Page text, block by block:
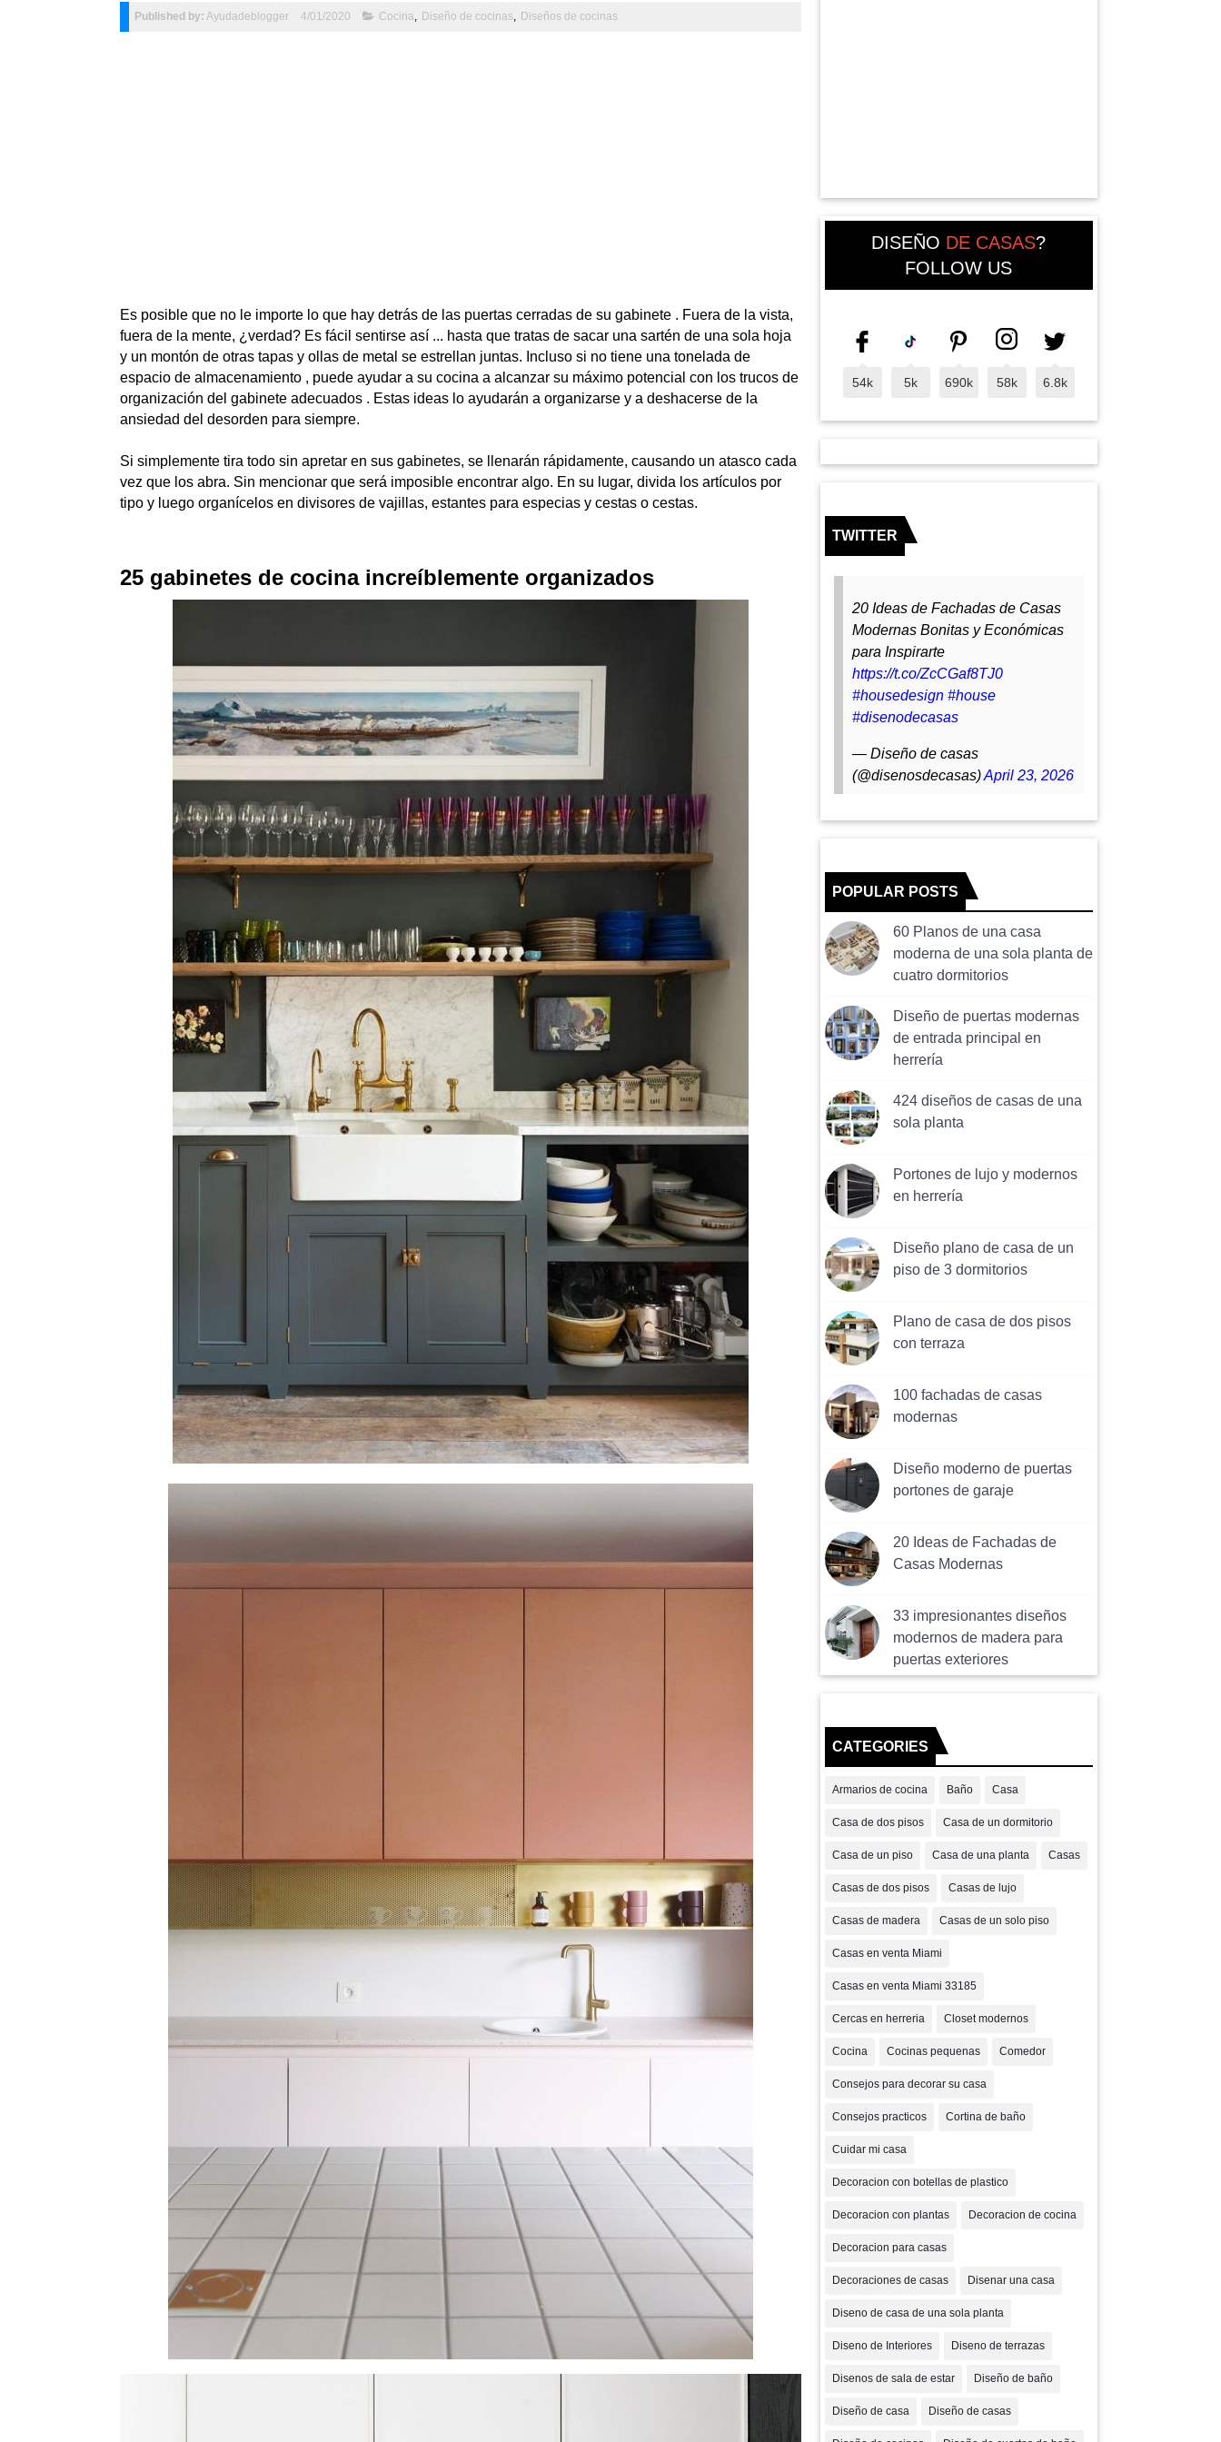
Published by: Ayudadeblogger 4/01/2020 Cocina Diseño de cocinas Diseños de cocinas
Es posible que no le importe lo que hay detrás de las puertas cerradas de su gabinete . Fuera de la vista,
fuera de la mente, ¿verdad? Es fácil sentirse así ... hasta que tratas de sacar una sartén de una sola hoja
y un montón de otras tapas y ollas de metal se estrellan juntas. Incluso si no tiene una tonelada de
espacio de almacenamiento , puede ayudar a su cocina a alcanzar su máximo potencial con los trucos de
organización del gabinete adecuados . Estas ideas lo ayudarán a organizarse y a deshacerse de la
ansiedad del desorden para siempre.
Si simplemente tira todo sin apretar en sus gabinetes, se llenarán rápidamente, causando un atasco cada
vez que los abra. Sin mencionar que será imposible encontrar algo. En su lugar, divida los artículos por
tipo y luego organícelos en divisores de vajillas, estantes para especias y cestas o cestas.
25 gabinetes de cocina increíblemente organizados
DISEÑO DE CASAS?
FOLLOW US
54k 5k 690k 58k 6.8k
TWITTER
20 Ideas de Fachadas de Casas
Modernas Bonitas y Económicas
para Inspirarte
https://t.co/ZcCGaf8TJ0
#housedesign #house
#disenodecasas
— Diseño de casas
(@disenosdecasas)April 23, 2026
POPULAR POSTS
60 Planos de una casa
moderna de una sola planta de
cuatro dormitorios
Diseño de puertas modernas
de entrada principal en
herrería
424 diseños de casas de una
sola planta
Portones de lujo y modernos
en herrería
Diseño plano de casa de un
piso de 3 dormitorios
Plano de casa de dos pisos
con terraza
100 fachadas de casas
modernas
Diseño moderno de puertas
portones de garaje
20 Ideas de Fachadas de
Casas Modernas
33 impresionantes diseños
modernos de madera para
puertas exteriores
CATEGORIES
Armarios de cocina Baño Casa
Casa de dos pisos Casa de un dormitorio
Casa de un piso Casa de una planta Casas
Casas de dos pisos Casas de lujo
Casas de madera Casas de un solo piso
Casas en venta Miami
Casas en venta Miami 33185
Cercas en herreria Closet modernos
Cocina Cocinas pequenas Comedor
Consejos para decorar su casa
Consejos practicos Cortina de baño
Cuidar mi casa
Decoracion con botellas de plastico
Decoracion con plantas Decoracion de cocina
Decoracion para casas
Decoraciones de casas Disenar una casa
Diseno de casa de una sola planta
Diseno de Interiores Diseno de terrazas
Disenos de sala de estar Diseño de baño
Diseño de casa Diseño de casas